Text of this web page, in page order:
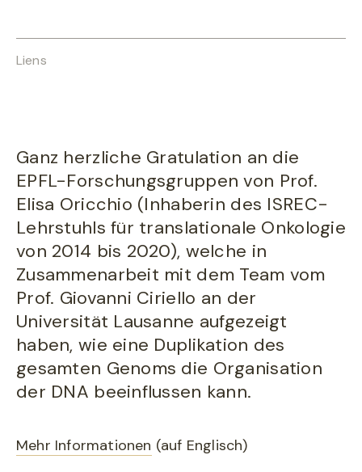
Liens
Ganz herzliche Gratulation an die
EPFL-Forschungsgruppen von Prof.
Elisa Oricchio (Inhaberin des ISREC-
Lehrstuhls für translationale Onkologie
von 2014 bis 2020), welche in
Zusammenarbeit mit dem Team vom
Prof. Giovanni Ciriello an der
Universität Lausanne aufgezeigt
haben, wie eine Duplikation des
gesamten Genoms die Organisation
der DNA beeinflussen kann.
Mehr Informationen (auf Englisch)